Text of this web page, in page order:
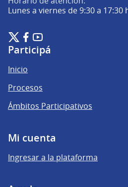
Lunes a viernes de 9:30 a 17:30
Plataforma de Participación
(Enlace externo)
Plataforma de Participación
(Enlace externo)
Plataforma de Participación
(Enlace externo)
Participá
Inicio
Procesos
Ámbitos Participativos
Mi cuenta
Ingresar a la plataforma